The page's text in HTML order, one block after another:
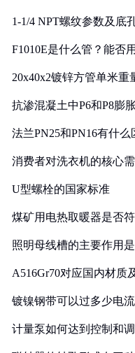
1-1/4 NPT螺纹参数及底
F1010E是什么管？能否
20x40x2镀锌方管单米重
抗渗混凝土中P6和P8膨
法兰PN25和PN16有什么
消费者对洗衣机的核心
U型螺栓的国家标准
煤矿用电热取暖器是否
照明母线槽的主要作用
A516Gr70对应国内材质
镀镍钢带可以过多少电流
计量泵如何达到控制和